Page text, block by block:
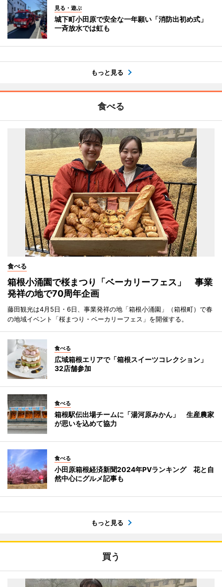
見る・遊ぶ
城下町小田原で安全な一年願い「消防出初め式」
一斉放水では虹も
もっと見る
食べる
食べる
箱根小涌園で桜まつり「ベーカリーフェス」 事業
発祥の地で70周年企画
藤田観光は4月5日・6日、事業発祥の地「箱根小涌園」（箱根町）で春
の地域イベント「桜まつり・ベーカリーフェス」を開催する。
食べる
広域箱根エリアで「箱根スイーツコレクション」
32店舗参加
食べる
箱根駅伝出場チームに「湯河原みかん」 生産農家
が思いを込めて協力
食べる
小田原箱根経済新聞2024年PVランキング 花と自
然中心にグルメ記事も
もっと見る
買う